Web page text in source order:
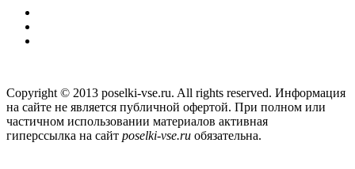
Copyright © 2013 poselki-vse.ru. All rights reserved. Информация
на сайте не является публичной офертой. При полном или
частичном использовании материалов активная
гиперссылка на сайт poselki-vse.ru​ обязательна.